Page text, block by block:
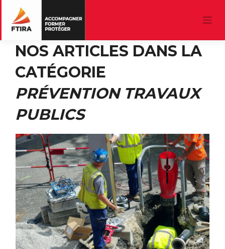
Skip
content
NOS ARTICLES DANS LA
CATÉGORIE
PRÉVENTION TRAVAUX
PUBLICS